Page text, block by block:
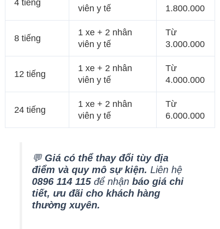
4 tiếng
viên y tế
1.800.000
8 tiếng
1 xe + 2 nhân
viên y tế
Từ
3.000.000
12 tiếng
1 xe + 2 nhân
viên y tế
Từ
4.000.000
24 tiếng
1 xe + 2 nhân
viên y tế
Từ
6.000.000
💬 Giá có thể thay đổi tùy địa
điểm và quy mô sự kiện. Liên hệ
0896 114 115để nhận báo giá chi
tiết, ưu đãi cho khách hàng
thường xuyên.